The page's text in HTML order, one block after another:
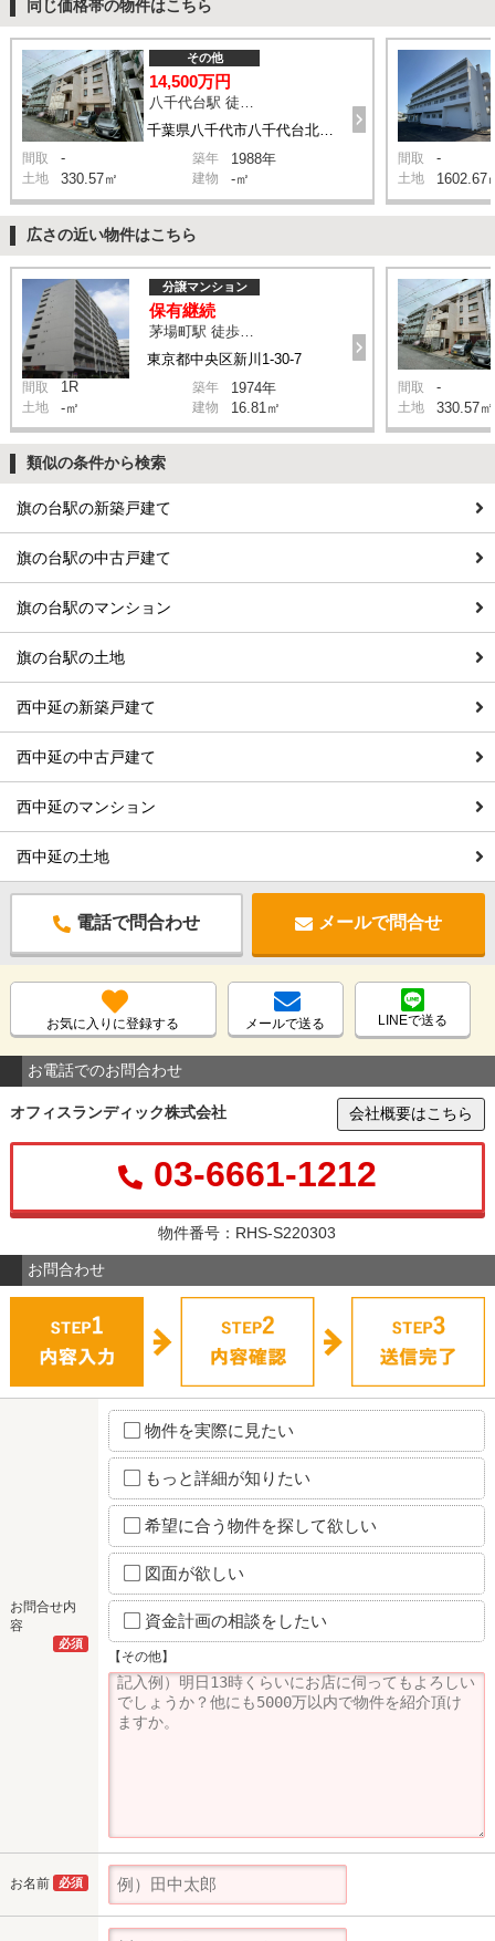
同じ価格帯の物件はこちら
千葉県八千代市八千代台北6-8-6
その他
14,500万円
八千代台駅 徒歩6分
間取 - 築年 1988年
土地 330.57㎡ 建物 -㎡
間取 -
土地 1602.67
広さの近い物件はこちら
東京都中央区新川1-30-7
分譲マンション
保有継続
間取 1R 築年 1974年
土地 -㎡ 建物 16.81㎡
間取 -
土地 330.57㎡
類似の条件から検索
旗の台駅の新築戸建て
旗の台駅の中古戸建て
旗の台駅のマンション
旗の台駅の土地
西中延の新築戸建て
西中延の中古戸建て
西中延のマンション
西中延の土地
電話で問合わせ メールで問合せ
お気に入りに登録する メールで送る LINEで送る
お電話でのお問合わせ
オフィスランディック株式会社 会社概要はこちら
03-6661-1212
物件番号：RHS-S220303
お問合わせ
お問合せ内
容
必須
物件を実際に見たい
もっと詳細が知りたい
希望に合う物件を探して欲しい
図面が欲しい
資金計画の相談をしたい
【その他】
お名前 必須